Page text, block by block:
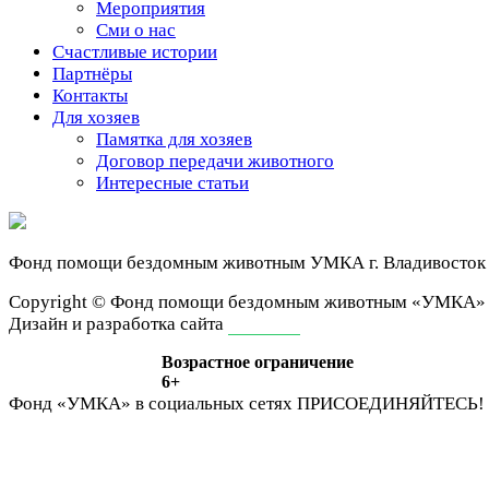
Мероприятия
Сми о нас
Счастливые истории
Партнёры
Контакты
Для хозяев
Памятка для хозяев
Договор передачи животного
Интересные статьи
Фонд помощи бездомным животным УМКА г. Владивосток
Сopyright © Фонд помощи бездомным животным «УМКА»
Дизайн и разработка сайта
Возрастное ограничение
6+
Фонд «УМКА» в социальных сетях ПРИСОЕДИНЯЙТЕСЬ!